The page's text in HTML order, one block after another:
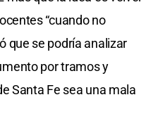
“cuando no
que se podría analizar
por tramos y
Santa Fe sea una mala